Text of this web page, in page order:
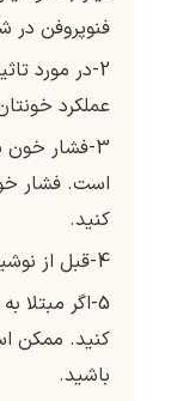
فنوپروفن در
2-در مورد
عملکرد
3-فشار خون
است. فشار
کنید.
4-قبل از نوشیدن الکل با پزشک خود مشورت کنید.
5-اگر
کنید. ممکن
باشید.